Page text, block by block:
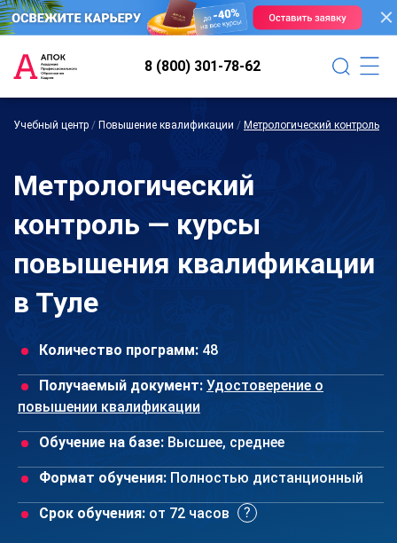
8 (800) 301-78-62
Учебный центр / Повышение квалификации / Метрологический контроль
Метрологический
контроль — курсы
повышения квалификации
в Туле
Количество программ: 48
Получаемый документ: Удостоверение о
повышении квалификации
Обучение на базе: Высшее, среднее
Формат обучения: Полностью дистанционный
Срок обучения: от 72 часов